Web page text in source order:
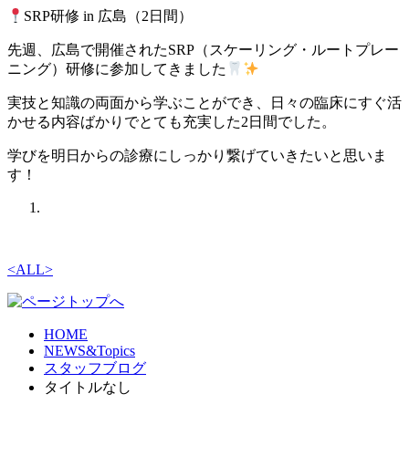
SRP研修 in 広島（2日間）
先週、広島で開催されたSRP（スケーリング・ルートプレー
ニング）研修に参加してきました
実技と知識の両面から学ぶことができ、日々の臨床にすぐ活
かせる内容ばかりでとても充実した2日間でした。
学びを明日からの診療にしっかり繋げていきたいと思いま
す！
<ALL>
HOME
NEWS&Topics
スタッフブログ
タイトルなし